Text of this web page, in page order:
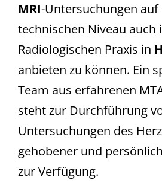
MRI-Untersuchungen auf
technischen Niveau auch
Radiologischen Praxis in
anbieten zu können. Ein
Team aus erfahrenen
steht zur Durchführung
Untersuchungen des
gehobener und
zur Verfügung.